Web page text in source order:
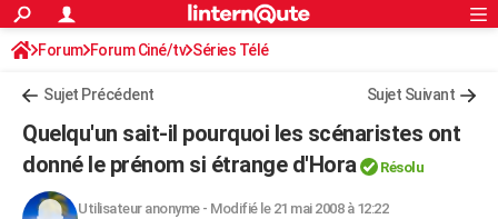
ACTUALITÉS
Politique
Société
Faits Divers
Education
Monde
Villes
+
Programme TV
TNTStreaming
Cinéma
Sorties cinéma
Musique
FINANCE
Retraite
Impôts
Epargne
Immobilier
Risques naturels par ville
Banque
Assurance
Crédit
AUTO
S'inscrire
Connexion
Forum Forum Ciné/tv Séries Télé
Sujet Précédent Sujet Suivant
Quelqu'un sait-il pourquoi les scénaristes ont
donné le prénom si étrange d'Hora
Résolu
Utilisateur anonyme- Modifié le 21 mai 2008 à 12:22